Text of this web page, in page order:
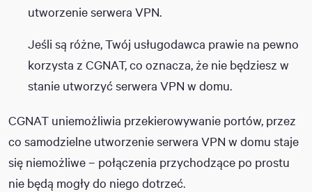
utworzenie serwera VPN.
Jeśli są różne, Twój usługodawca prawie na pewno
korzysta z CGNAT, co oznacza, że nie będziesz w
stanie utworzyć serwera VPN w domu.
CGNAT uniemożliwia przekierowywanie portów, przez
co samodzielne utworzenie serwera VPN w domu staje
się niemożliwe – połączenia przychodzące po prostu
nie będą mogły do niego dotrzeć.